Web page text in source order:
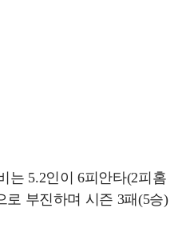
는 5.2인이 6피안타(2피홈
로 부진하며 시즌 3패(5승)